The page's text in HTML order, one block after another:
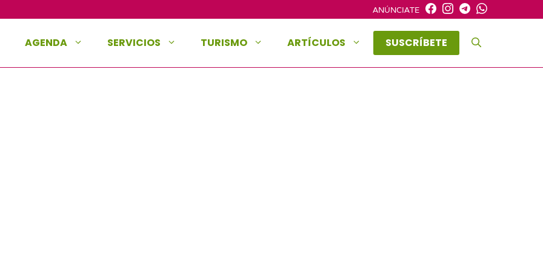
ANÚNCIATE
AGENDA SERVICIOS TURISMO ARTÍCULOS SUSCRÍBETE